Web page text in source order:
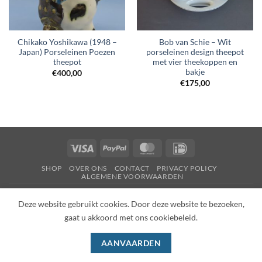
Chikako Yoshikawa (1948 –
Japan) Porseleinen Poezen
theepot
€400,00
Bob van Schie – Wit
porseleinen design theepot
met vier theekoppen en
bakje
€175,00
Visa PayPal MasterCard
SHOP OVER ONS CONTACT
PRIVACY POLICY
ALGEMENE VOORWAARDEN
Deze website gebruikt cookies. Door deze website te bezoeken,
gaat u akkoord met ons cookiebeleid.
AANVAARDEN